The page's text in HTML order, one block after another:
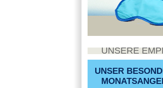
UNSERE
UNSER